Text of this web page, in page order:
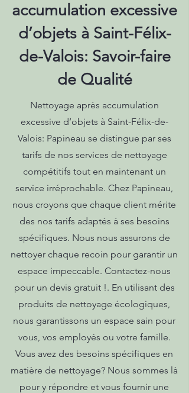
accumulation excessive
d’objets à Saint-Félix-
de-Valois: Savoir-faire
de Qualité
Nettoyage après accumulation
excessive d’objets à Saint-Félix-de-
Valois: Papineau se distingue par ses
tarifs de nos services de nettoyage
compétitifs tout en maintenant un
service irréprochable. Chez Papineau,
nous croyons que chaque client mérite
des nos tarifs adaptés à ses besoins
spécifiques. Nous nous assurons de
nettoyer chaque recoin pour garantir un
espace impeccable. Contactez-nous
pour un devis gratuit !. En utilisant des
produits de nettoyage écologiques,
nous garantissons un espace sain pour
vous, vos employés ou votre famille.
Vous avez des besoins spécifiques en
matière de nettoyage? Nous sommes là
pour y répondre et vous fournir une